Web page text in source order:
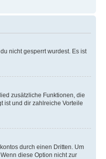
nicht gesperrt wurdest. Es ist
zusätzliche Funktionen, die
ist und dir zahlreiche Vorteile
durch einen Dritten. Um
diese Option nicht zur